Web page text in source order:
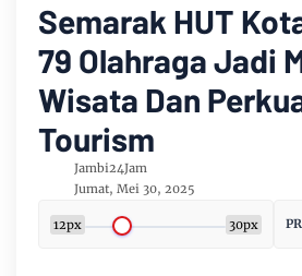
Semarak HUT
79 Olahraga Jadi
Wisata Dan
Tourism
Jambi24Jam
Jumat, Mei 30, 2025
12px 30px